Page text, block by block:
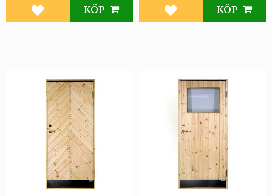
Lägg till i favoriter
KÖP
Lägg till i favoriter
KÖP